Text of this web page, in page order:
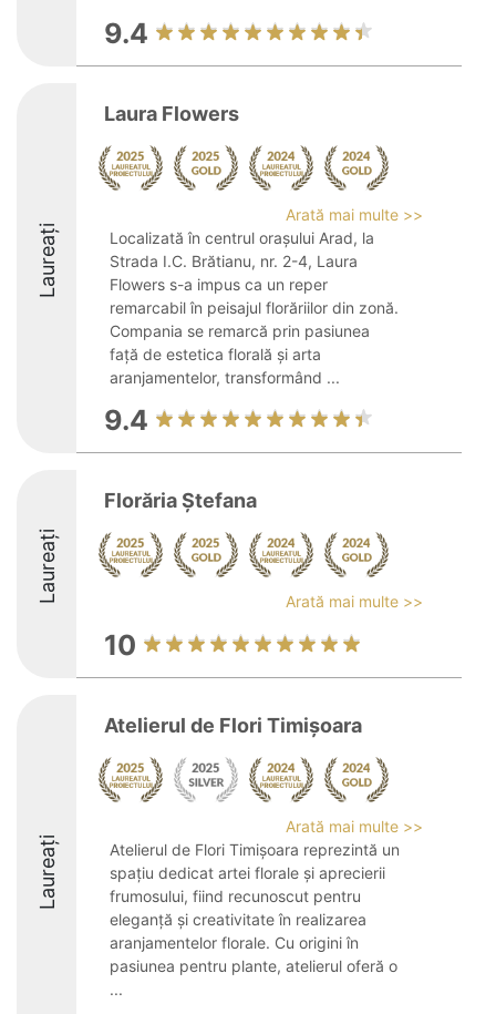
9.4
Laureați
Laura Flowers
Arată mai multe >>
Localizată în centrul orașului Arad, la
Strada I.C. Brătianu, nr. 2-4, Laura
Flowers s-a impus ca un reper
remarcabil în peisajul florăriilor din zonă.
Compania se remarcă prin pasiunea
față de estetica florală și arta
aranjamentelor, transformând ...
9.4
Laureați
Florăria Ștefana
Arată mai multe >>
10
Laureați
Atelierul de Flori Timişoara
Arată mai multe >>
Atelierul de Flori Timișoara reprezintă un
spațiu dedicat artei florale și aprecierii
frumosului, fiind recunoscut pentru
eleganță și creativitate în realizarea
aranjamentelor florale. Cu origini în
pasiunea pentru plante, atelierul oferă o
...